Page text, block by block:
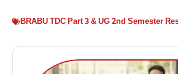
BRABU TDC Part 3 & UG 2nd Semester